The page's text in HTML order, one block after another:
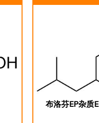
布洛芬EP杂质E